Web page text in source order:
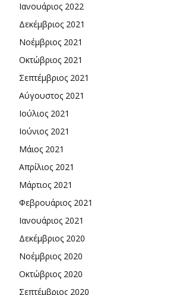
Ιανουάριος 2022
Δεκέμβριος 2021
Νοέμβριος 2021
Οκτώβριος 2021
Σεπτέμβριος 2021
Αύγουστος 2021
Ιούλιος 2021
Ιούνιος 2021
Μάιος 2021
Απρίλιος 2021
Μάρτιος 2021
Φεβρουάριος 2021
Ιανουάριος 2021
Δεκέμβριος 2020
Νοέμβριος 2020
Οκτώβριος 2020
Σεπτέμβριος 2020